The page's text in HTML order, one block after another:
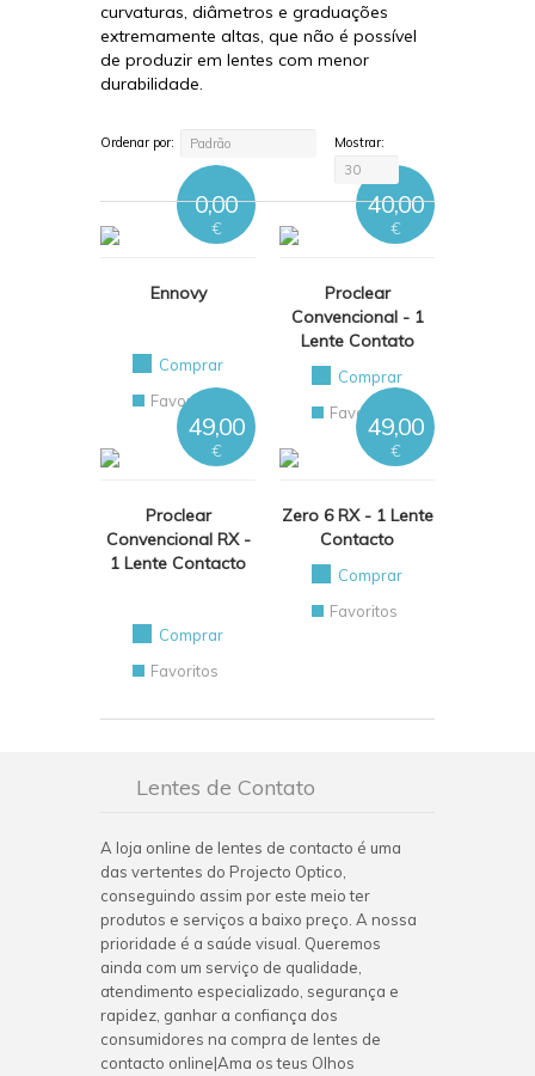
curvaturas, diâmetros e graduações
extremamente altas, que não é possível
de produzir em lentes com menor
durabilidade.
Ordenar por: Padrão
Mostrar:
30
Ennovy
0,00
€
Comprar
Favoritos
Proclear
Convencional - 1
Lente Contato
40,00
€
Comprar
Favoritos
Proclear
Convencional RX -
1 Lente Contacto
49,00
€
Comprar
Favoritos
Zero 6 RX - 1 Lente
Contacto
49,00
€
Comprar
Favoritos
Lentes de Contato
A loja online de lentes de contacto é uma
das vertentes do Projecto Optico,
conseguindo assim por este meio ter
produtos e serviços a baixo preço. A nossa
prioridade é a saúde visual. Queremos
ainda com um serviço de qualidade,
atendimento especializado, segurança e
rapidez, ganhar a confiança dos
consumidores na compra de lentes de
contacto online|Ama os teus Olhos